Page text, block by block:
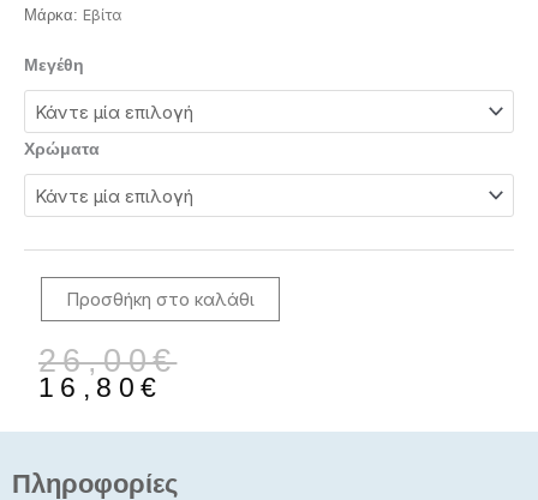
Μάρκα: Eβίτα
Μεγέθη
Χρώματα
Εβίτα
6-
16Ετών
Παιδικό
239019
Animal
Mouselina
ποσότητα
Προσθήκη στο καλάθι
26,00€
Original
price
was:
26,00€.
16,80 €
Η
τρέχουσα
τιμή
είναι:
16,80€.
Πληροφορίες